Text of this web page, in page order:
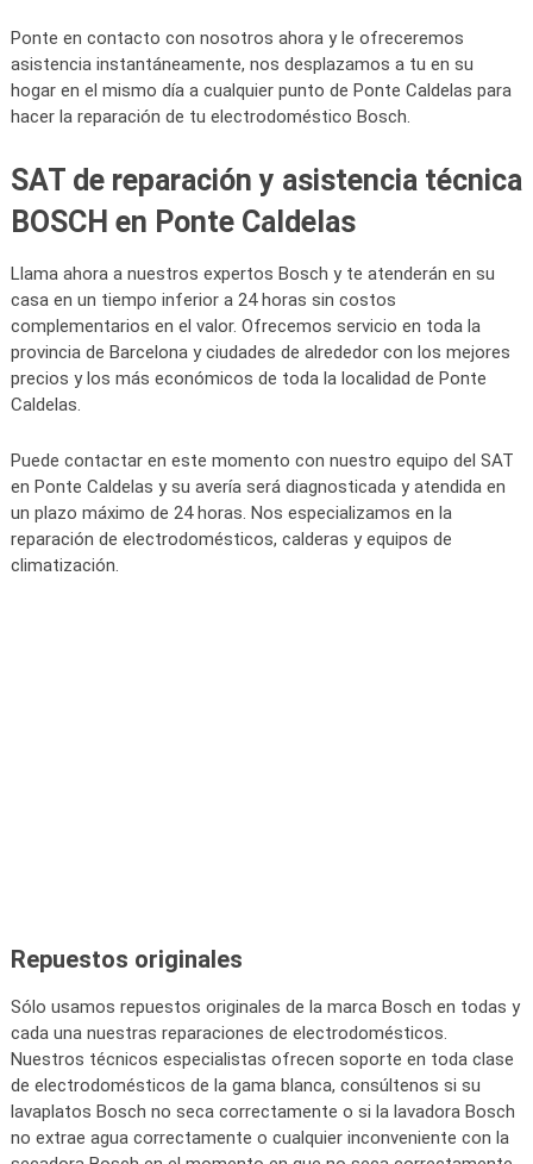
Ponte en contacto con nosotros ahora y le ofreceremos
asistencia instantáneamente, nos desplazamos a tu en su
hogar en el mismo día a cualquier punto de Ponte Caldelas para
hacer la reparación de tu electrodoméstico Bosch.
SAT de reparación y asistencia técnica
BOSCH en Ponte Caldelas
Llama ahora a nuestros expertos Bosch y te atenderán en su
casa en un tiempo inferior a 24 horas sin costos
complementarios en el valor. Ofrecemos servicio en toda la
provincia de Barcelona y ciudades de alrededor con los mejores
precios y los más económicos de toda la localidad de Ponte
Caldelas.
Puede contactar en este momento con nuestro equipo del SAT
en Ponte Caldelas y su avería será diagnosticada y atendida en
un plazo máximo de 24 horas. Nos especializamos en la
reparación de electrodomésticos, calderas y equipos de
climatización.
Repuestos originales
Sólo usamos repuestos originales de la marca Bosch en todas y
cada una nuestras reparaciones de electrodomésticos.
Nuestros técnicos especialistas ofrecen soporte en toda clase
de electrodomésticos de la gama blanca, consúltenos si su
lavaplatos Bosch no seca correctamente o si la lavadora Bosch
no extrae agua correctamente o cualquier inconveniente con la